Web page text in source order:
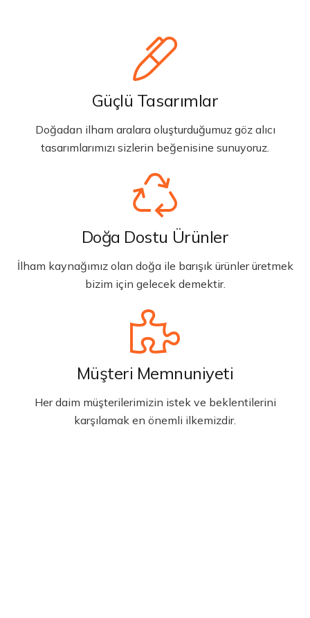
Güçlü Tasarımlar
Doğadan ilham aralara oluşturduğumuz göz alıcı
tasarımlarımızı sizlerin beğenisine sunuyoruz.
Doğa Dostu Ürünler
İlham kaynağımız olan doğa ile barışık ürünler üretmek
bizim için gelecek demektir.
Müşteri Memnuniyeti
Her daim müşterilerimizin istek ve beklentilerini
karşılamak en önemli ilkemizdir.